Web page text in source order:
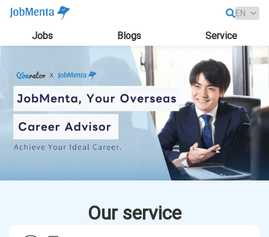
Jobs Blogs Service
Our service